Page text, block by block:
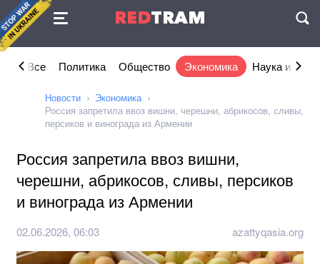
REDTRAM
Соглашение
Все Политика Общество Экономика Наука и IT
Новости
Экономика
Россия запретила ввоз вишни, черешни, абрикосов, сливы,
персиков и винограда из Армении
Россия запретила ввоз вишни,
черешни, абрикосов, сливы, персиков
и винограда из Армении
02.06.2026, 06:03 azattyqasia.org